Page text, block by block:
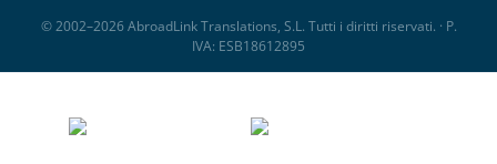
© 2002–2026 AbroadLink Translations, S.L. Tutti i diritti riservati. · P.
IVA: ESB18612895